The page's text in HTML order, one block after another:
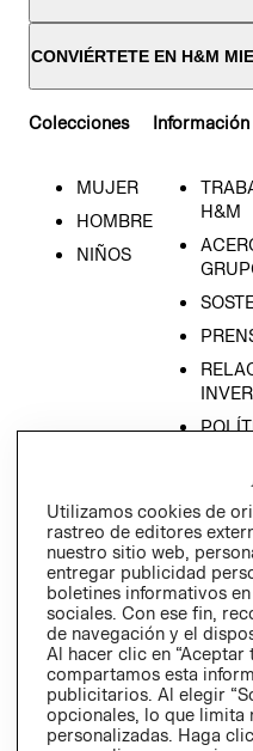
CONVIÉRTETE EN H&M
Colecciones
MUJER
HOMBRE
NIÑOS
H&M
RECIÉN NACIDO
NOVEDADES
Utilizamos cookies de
rastreo de editores
nuestro sitio web,
entregar publicidad
boletines informativos
sociales. Con ese fin,
de navegación y el
Al hacer clic en “Aceptar
compartamos esta
publicitarios. Al elegir
opcionales, lo que limita
personalizadas. Haga